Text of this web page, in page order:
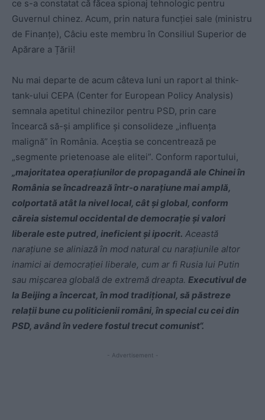
ce s-a constatat că făcea spionaj tehnologic pentru
Guvernul chinez. Acum, prin natura funcției sale (ministru
de Finanțe), Câciu este membru în Consiliul Superior de
Apărare a Țării!
Nu mai departe de acum câteva luni un raport al think-
tank-ului CEPA (Center for European Policy Analysis)
semnala apetitul chinezilor pentru PSD, prin care
încearcă să-și amplifice și consolideze „influența
malignă” în România. Aceștia se concentrează pe
„segmente prietenoase ale elitei”. Conform raportului,
„majoritatea operațiunilor de propagandă ale Chinei în
România se încadrează într-o narațiune mai amplă,
colportată atât la nivel local, cât și global, conform
căreia sistemul occidental de democrație și valori
liberale este putred, ineficient și ipocrit. Această
narațiune se aliniază în mod natural cu narațiunile altor
inamici ai democrației liberale, cum ar fi Rusia lui Putin
sau mișcarea globală de extremă dreapta. Executivul de
la Beijing a încercat, în mod tradițional, să păstreze
relații bune cu politicienii români, în special cu cei din
PSD, având în vedere fostul trecut comunist“.
- Advertisement -